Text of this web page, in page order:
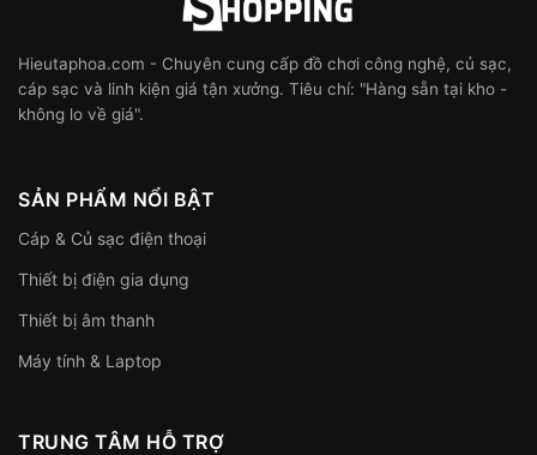
Hieutaphoa.com - Chuyên cung cấp đồ chơi công nghệ, củ sạc,
cáp sạc và linh kiện giá tận xưởng. Tiêu chí: "Hàng sẵn tại kho -
không lo về giá".
SẢN PHẨM NỔI BẬT
Cáp & Củ sạc điện thoại
Thiết bị điện gia dụng
Thiết bị âm thanh
Máy tính & Laptop
TRUNG TÂM HỖ TRỢ